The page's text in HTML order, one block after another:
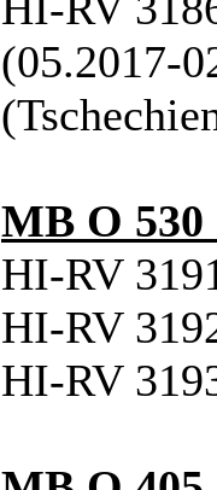
(05.2017-
MB O
HI-RV
HI-RV
HI-RV